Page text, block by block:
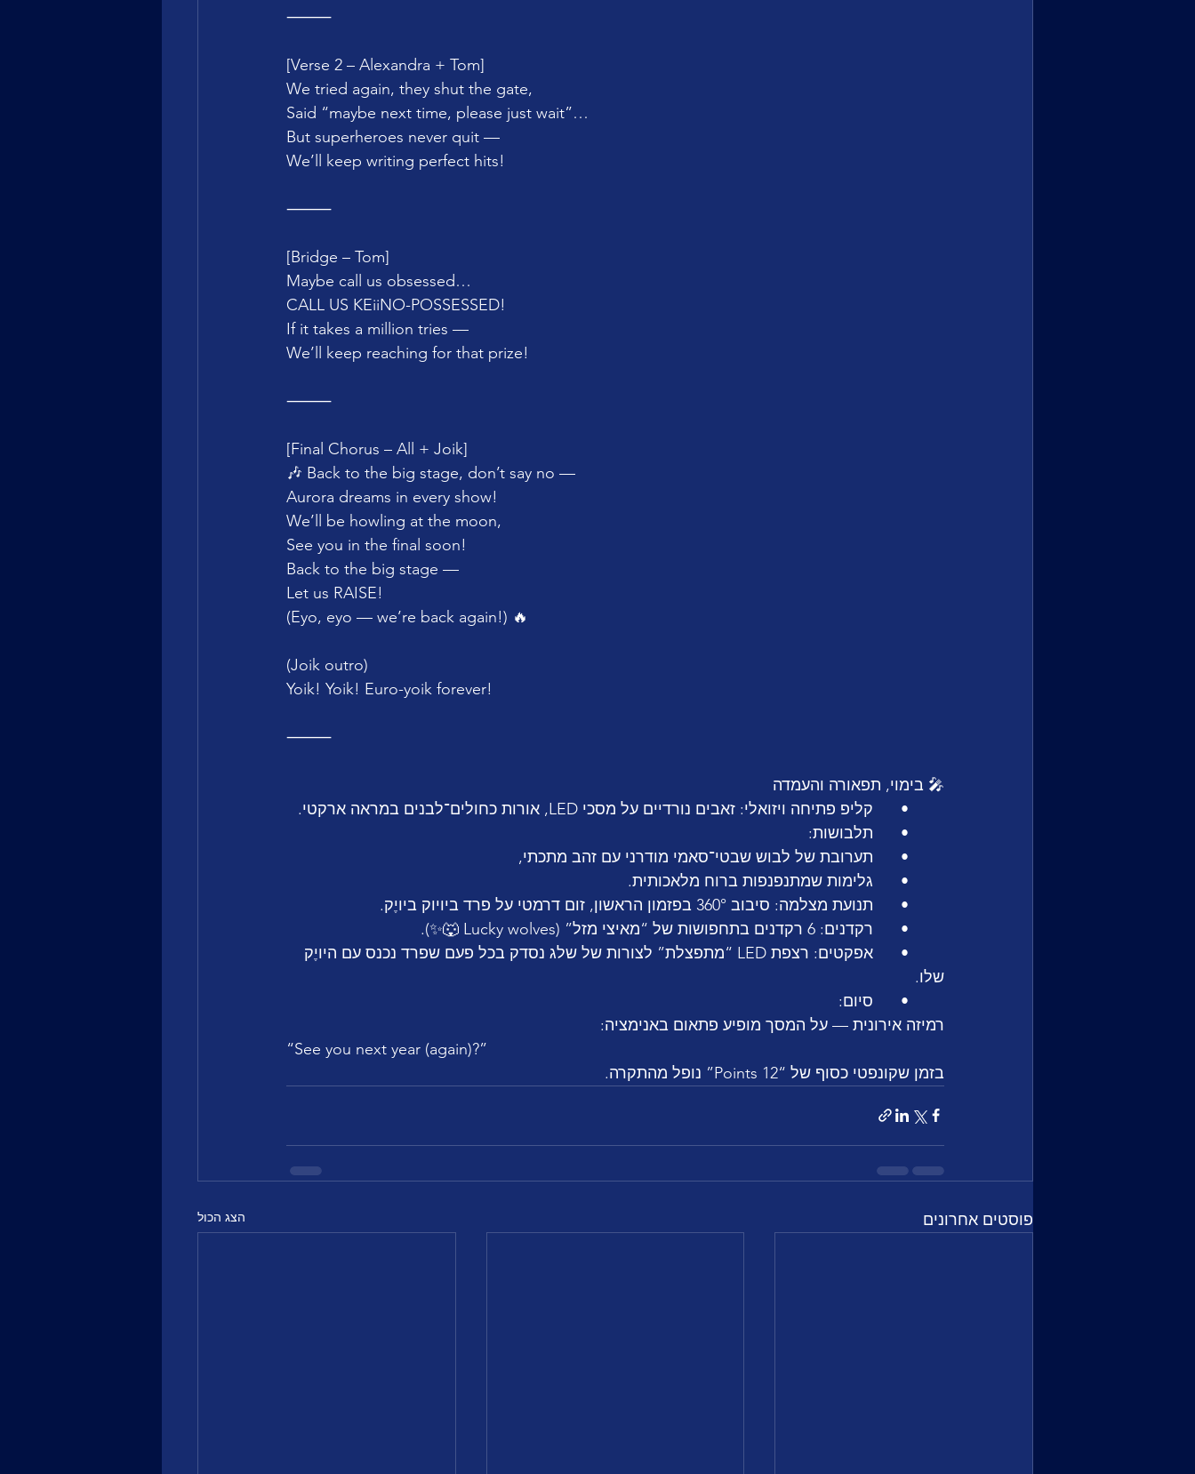
⸻
[Verse 2 – Alexandra + Tom]
We tried again, they shut the gate,
Said “maybe next time, please just wait”…
But superheroes never quit —
We’ll keep writing perfect hits!
⸻
[Bridge – Tom]
Maybe call us obsessed…
CALL US KEiiNO-POSSESSED!
If it takes a million tries —
We’ll keep reaching for that prize!
⸻
[Final Chorus – All + Joik]
🎶 Back to the big stage, don’t say no —
Aurora dreams in every show!
We’ll be howling at the moon,
See you in the final soon!
Back to the big stage —
Let us RAISE!
(Eyo, eyo — we’re back again!) 🔥
(Joik outro)
Yoik! Yoik! Euro-yoik forever!
⸻
🎤 בימוי, תפאורה והעמדה
	•	אפקטים: רצפת LED “מתפצלת” לצורות של שלג נסדק בכל פעם שפרד נכנס עם היויֶק
שלו.
רמיזה אירונית — על המסך מופיע פתאום באנימציה:
“See you next year (again)?”
בזמן שקונפטי כסוף של “12 Points” נופל מהתקרה.
פוסטים אחרונים הצג הכול